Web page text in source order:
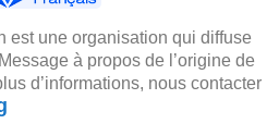
est une organisation qui diffuse
à propos de l’origine de
d’informations, nous contacter